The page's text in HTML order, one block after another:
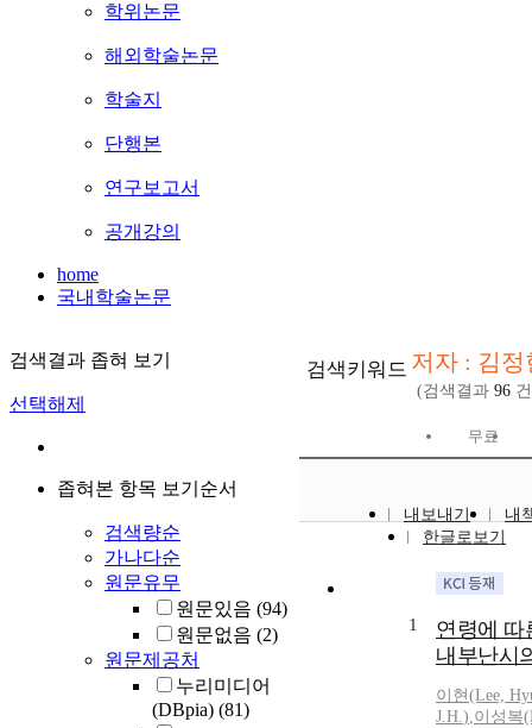
학위논문
해외학술논문
학술지
단행본
연구보고서
공개강의
home
국내학술논문
검색결과 좁혀 보기
선택해제
좁혀본 항목 보기순서
검색량순
가나다순
원문유무
원문있음 (94)
원문없음 (2)
원문제공처
누리미디어
(DBpia) (81)
검색키워드 저자 : 김정
(검색결과 96
무료
내보내기
내
한글로보기
1
연령에 따
내부난시
이현(Lee,
J.H.),이성복